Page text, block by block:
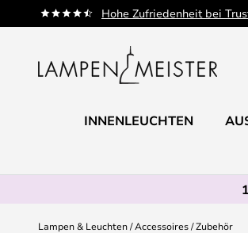
Hohe Zufriedenheit bei
Zum
Inhalt
INNENLEUCHTEN
Lampen & Leuchten Accessoires Zubehör